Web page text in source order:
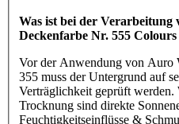
Was ist bei der
Deckenfarbe Nr. 555
Vor der Anwendung von Auro
355 muss der Untergrund auf
Verträglichkeit geprüft werden.
Trocknung sind direkte
Feuchtigkeitseinflüsse &